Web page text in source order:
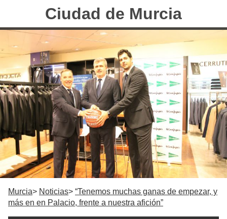
Ciudad de Murcia
Murcia Noticias
“Tenemos muchas ganas de empezar, y
más en en Palacio, frente a nuestra afición”